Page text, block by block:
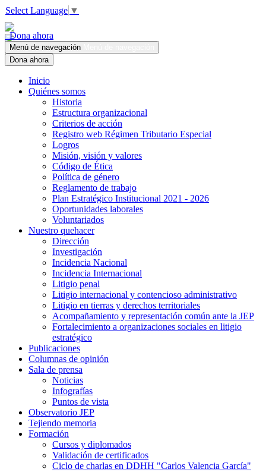
Select Language ▼
Dona ahora
Menú de navegación
Dona ahora
Inicio
Quiénes somos
Historia
Estructura organizacional
Criterios de acción
Registro web Régimen Tributario Especial
Logros
Misión, visión y valores
Código de Ética
Política de género
Reglamento de trabajo
Plan Estratégico Institucional 2021 - 2026
Oportunidades laborales
Voluntariados
Nuestro quehacer
Dirección
Investigación
Incidencia Nacional
Incidencia Internacional
Litigio penal
Litigio internacional y contencioso administrativo
Litigio en tierras y derechos territoriales
Acompañamiento y representación común ante la JEP
Fortalecimiento a organizaciones sociales en litigio
estratégico
Publicaciones
Columnas de opinión
Sala de prensa
Noticias
Infografías
Puntos de vista
Observatorio JEP
Tejiendo memoria
Formación
Cursos y diplomados
Validación de certificados
Ciclo de charlas en DDHH "Carlos Valencia García"